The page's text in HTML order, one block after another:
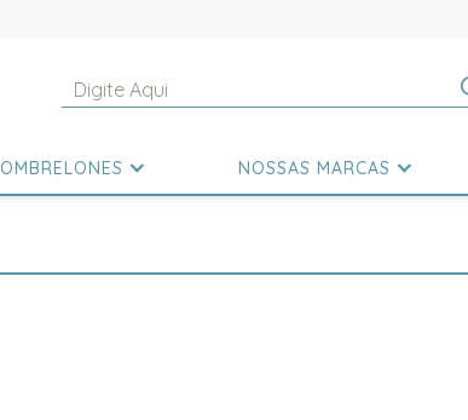
OMBRELONES NOSSAS MARCAS